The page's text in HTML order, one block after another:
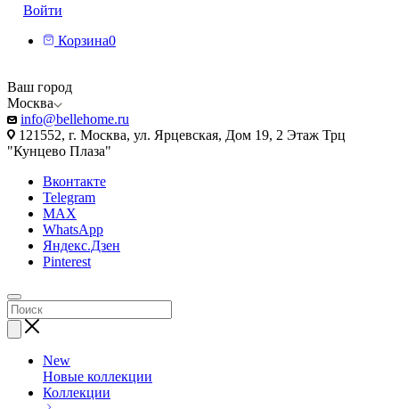
Войти
Корзина0
Ваш город
Москва
info@bellehome.ru
121552, г. Москва, ул. Ярцевская, Дом 19, 2 Этаж Трц
"Кунцево Плаза"
Вконтакте
Telegram
MAX
WhatsApp
Яндекс.Дзен
Pinterest
New
Новые коллекции
Коллекции